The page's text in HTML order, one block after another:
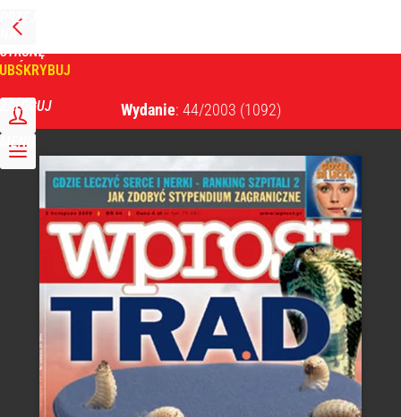
PRZEJDŹ
NA
STRONĘ
GŁÓWNĄ
ZALOGUJ
MENU
Wydanie: 44/2003 (1092)